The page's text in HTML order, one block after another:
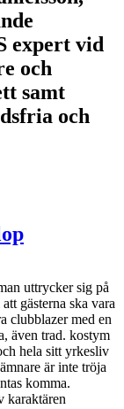
expert vid
och
samt
och
uttrycker sig på
gästerna ska vara
clubblazer med en
även trad. kostym
hela sitt yrkesliv
är inte tröja
komma.
karaktären